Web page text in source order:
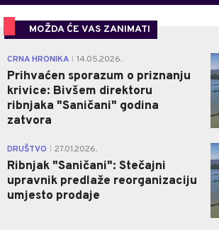
MOŽDA ĆE VAS ZANIMATI
CRNA HRONIKA 14.05.2026.
Prihvaćen sporazum o priznanju
krivice: Bivšem direktoru
ribnjaka "Saničani" godina
zatvora
DRUŠTVO 27.01.2026.
Ribnjak "Saničani": Stečajni
upravnik predlaže reorganizaciju
umjesto prodaje